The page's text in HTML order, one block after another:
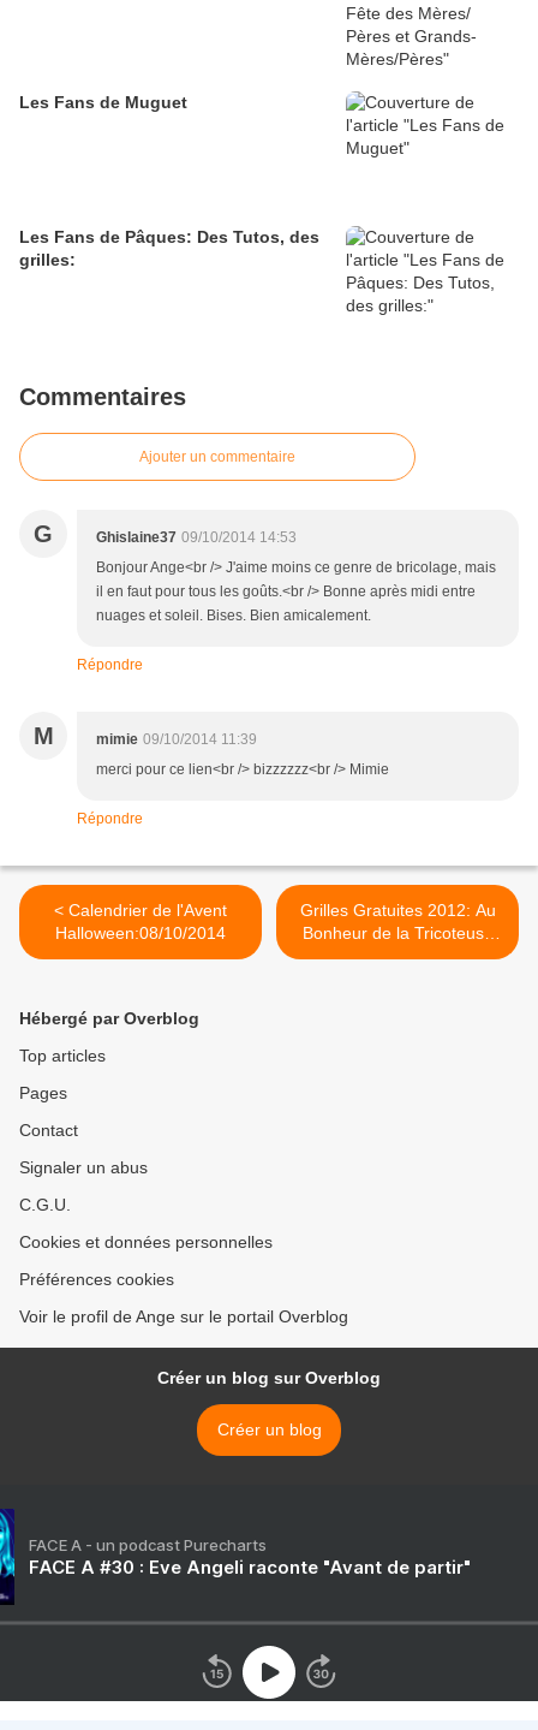
Les Fans de Muguet
Les Fans de Pâques: Des Tutos, des
grilles:
Commentaires
Ajouter un commentaire
G Ghislaine37 09/10/2014 14:53
Bonjour Ange<br /> J'aime moins ce genre de bricolage, mais
il en faut pour tous les goûts.<br /> Bonne après midi entre
nuages et soleil. Bises. Bien amicalement.
Répondre
M mimie 09/10/2014 11:39
merci pour ce lien<br /> bizzzzzz<br /> Mimie
Répondre
< Calendrier de l'Avent
Halloween:08/10/2014
Grilles Gratuites 2012: Au
Bonheur de la Tricoteuse
brodé par >
Hébergé par Overblog
Top articles
Pages
Contact
Signaler un abus
C.G.U.
Cookies et données personnelles
Préférences cookies
Voir le profil de Ange sur le portail Overblog
Créer un blog sur Overblog
Créer un blog
FACE A - un podcast Purecharts
FACE A #30 : Eve Angeli raconte "Avant de partir"